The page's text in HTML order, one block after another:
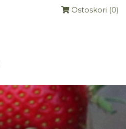
Ostoskori (0)